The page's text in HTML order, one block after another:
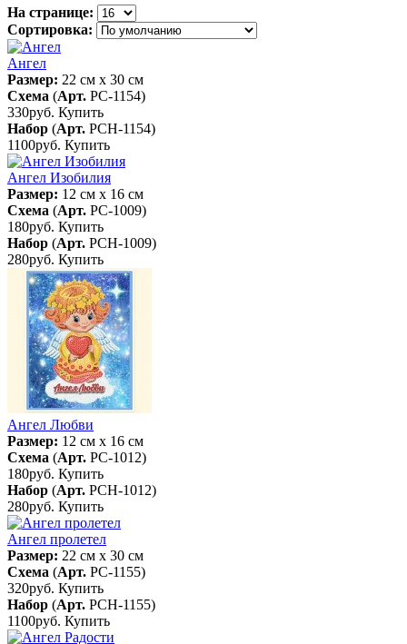
На странице:
Сортировка:
Ангел
Размер: 22 см x 30 см
Схема (Арт. РС-1154)
330руб. Купить
Набор (Арт. РСН-1154)
1100руб. Купить
Ангел Изобилия
Размер: 12 см x 16 см
Схема (Арт. РС-1009)
180руб. Купить
Набор (Арт. РСН-1009)
280руб. Купить
Ангел Любви
Размер: 12 см x 16 см
Схема (Арт. РС-1012)
180руб. Купить
Набор (Арт. РСН-1012)
280руб. Купить
Ангел пролетел
Размер: 22 см x 30 см
Схема (Арт. РС-1155)
320руб. Купить
Набор (Арт. РСН-1155)
1100руб. Купить